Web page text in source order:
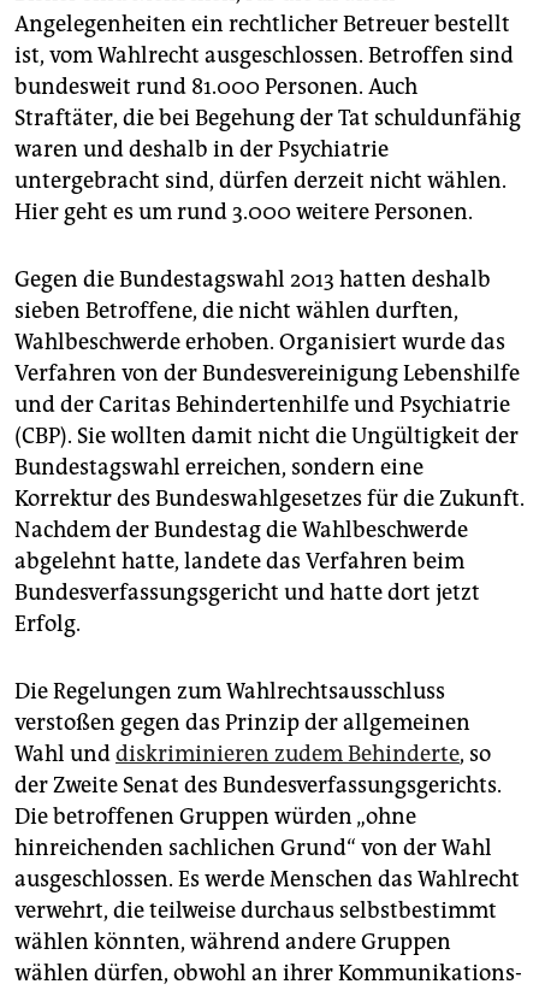
Angelegenheiten ein rechtlicher Betreuer bestellt
ist, vom Wahlrecht ausgeschlossen. Betroffen sind
bundesweit rund 81.000 Personen. Auch
Straftäter, die bei Begehung der Tat schuldunfähig
waren und deshalb in der Psychiatrie
untergebracht sind, dürfen derzeit nicht wählen.
Hier geht es um rund 3.000 weitere Personen.
Gegen die Bundestagswahl 2013 hatten deshalb
sieben Betroffene, die nicht wählen durften,
Wahlbeschwerde erhoben. Organisiert wurde das
Verfahren von der Bundesvereinigung Lebenshilfe
und der Caritas Behindertenhilfe und Psychiatrie
(CBP). Sie wollten damit nicht die Ungültigkeit der
Bundestagswahl erreichen, sondern eine
Korrektur des Bundeswahlgesetzes für die Zukunft.
Nachdem der Bundestag die Wahlbeschwerde
abgelehnt hatte, landete das Verfahren beim
Bundesverfassungsgericht und hatte dort jetzt
Erfolg.
Die Regelungen zum Wahlrechtsausschluss
verstoßen gegen das Prinzip der allgemeinen
Wahl unddiskriminieren zudem Behinderte, so
der Zweite Senat des Bundesverfassungsgerichts.
Die betroffenen Gruppen würden „ohne
hinreichenden sachlichen Grund“ von der Wahl
ausgeschlossen. Es werde Menschen das Wahlrecht
verwehrt, die teilweise durchaus selbstbestimmt
wählen könnten, während andere Gruppen
wählen dürfen, obwohl an ihrer Kommunikations-